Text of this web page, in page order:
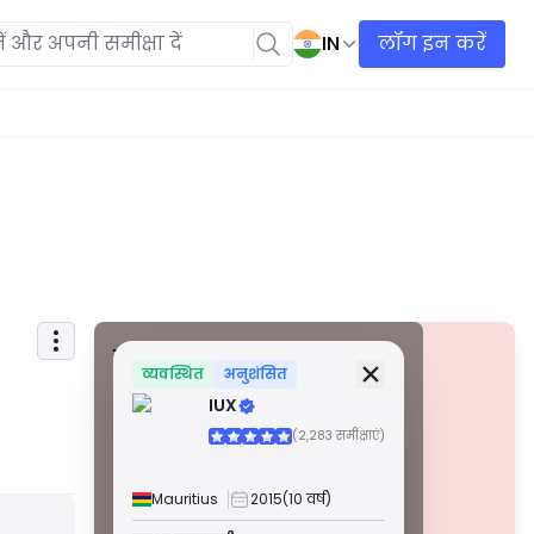
IN लॉग इन करें
व्यवस्थित अनुशंसित
IUX
(2,283 समीक्षाएं)
Mauritius 2015(10 वर्ष)
सुरक्षा जानकारी
चेतावनी
लाइसेंस
विश्व स्तर पर प्रसिद्ध नियामकों द्वारा जारी किए गए, ये लाइसेंस
समाधान और AML/CTF मानकों का पालन सुरक्षा को और बढ़ाता